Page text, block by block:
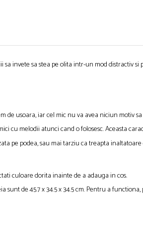
invete sa stea pe olita intr-un mod distractiv
usoara, iar cel mic nu va avea niciun motiv
cu melodii atunci cand o folosesc. Aceasta
pe podea, sau mai tarziu ca treapta
culoare dorita inainte de a adauga in cos.
de 45.7 x 34.5 x 34.5 cm. Pentru a